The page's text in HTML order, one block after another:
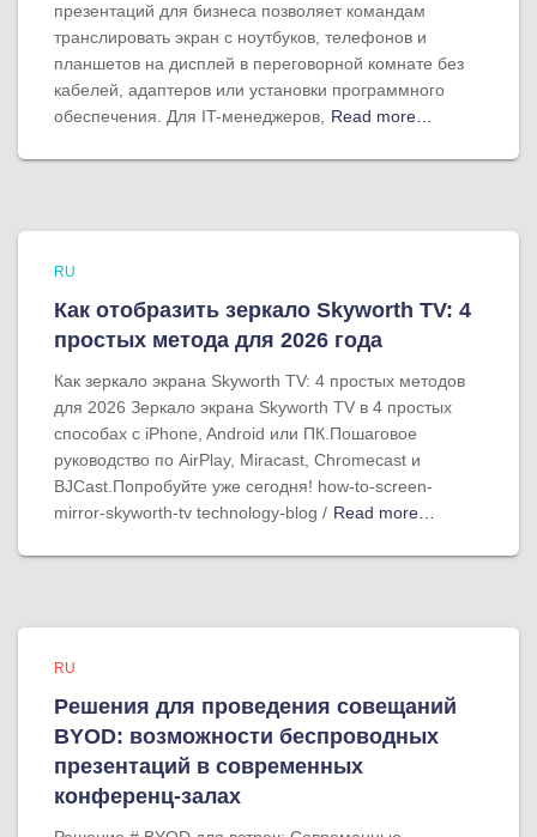
презентаций для бизнеса позволяет командам
транслировать экран с ноутбуков, телефонов и
планшетов на дисплей в переговорной комнате без
кабелей, адаптеров или установки программного
обеспечения. Для IT-менеджеров,
Read more…
RU
Как отобразить зеркало Skyworth TV: 4
простых метода для 2026 года
Как зеркало экрана Skyworth TV: 4 простых методов
для 2026 Зеркало экрана Skyworth TV в 4 простых
способах с iPhone, Android или ПК.Пошаговое
руководство по AirPlay, Miracast, Chromecast и
BJCast.Попробуйте уже сегодня! how-to-screen-
mirror-skyworth-tv technology-blog / Read more…
RU
Решения для проведения совещаний
BYOD: возможности беспроводных
презентаций в современных
конференц-залах